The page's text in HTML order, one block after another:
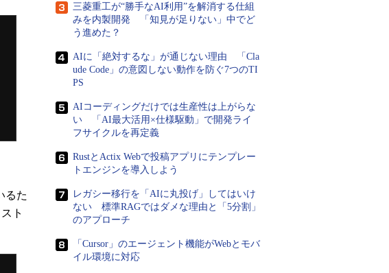
るた
ト
三菱重工が“勝手なAI利用”を解消する仕組
みを内製開発 「知見が足りない」中でど
う進めた？
AIに「絶対するな」が通じない理由 「Cla
ude Code」の意図しない動作を防ぐ7つのTI
PS
AIコーディングだけでは生産性は上がらな
い 「AI最大活用×仕様駆動」で開発ライ
フサイクルを再定義
RustとActix Webで投稿アプリにテンプレー
トエンジンを導入しよう
レガシー移行を「AIに丸投げ」してはいけ
ない 標準RAGではダメな理由と「5分割」
のアプローチ
「Cursor」のエージェント機能がWebとモバ
イル環境に対応